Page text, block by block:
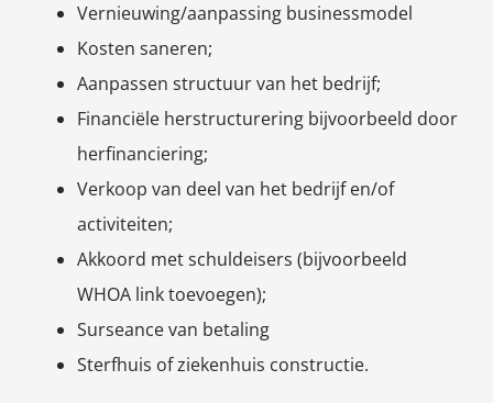
Vernieuwing/aanpassing businessmodel
Kosten saneren;
Aanpassen structuur van het bedrijf;
Financiële herstructurering bijvoorbeeld door
herfinanciering;
Verkoop van deel van het bedrijf en/of
activiteiten;
Akkoord met schuldeisers (bijvoorbeeld
WHOA link toevoegen);
Surseance van betaling
Sterfhuis of ziekenhuis constructie.